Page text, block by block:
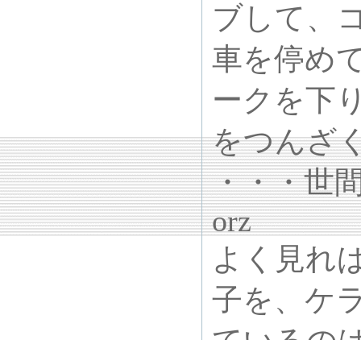
ブして、
車を停め
ークを下
をつんざ
・・・世
orz
よく見れ
子を、ケ